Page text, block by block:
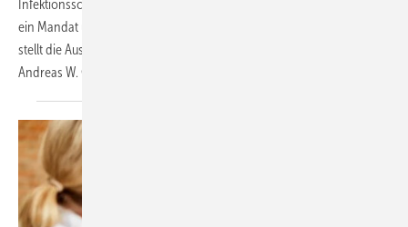
Infektionsschutzmaßnahmen eingebunden. Der ÖGD benötigt aber
ein Mandat über den reinen Gesundheitsschutz hinaus. Dieser Beitrag
stellt die Ausgangslage dar und Ansätze zur Weiterentwicklung vor.
Andreas W. Gold, Kayvan